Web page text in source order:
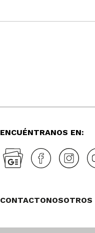
ENCUÉNTRANOS EN:
CONTACTONOSOTROS